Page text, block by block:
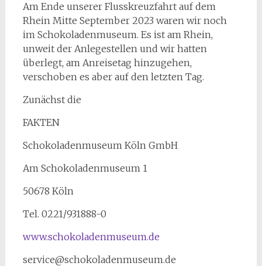
Am Ende unserer Flusskreuzfahrt auf dem
Rhein Mitte September 2023 waren wir noch
im Schokoladenmuseum. Es ist am Rhein,
unweit der Anlegestellen und wir hatten
überlegt, am Anreisetag hinzugehen,
verschoben es aber auf den letzten Tag.
Zunächst die
FAKTEN
Schokoladenmuseum Köln GmbH
Am Schokoladenmuseum 1
50678 Köln
Tel. 0221/931888-0
www.schokoladenmuseum.de
service@schokoladenmuseum.de